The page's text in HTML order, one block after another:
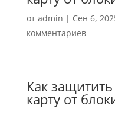
от admin | Сен 6,
комментариев
Как
карту от